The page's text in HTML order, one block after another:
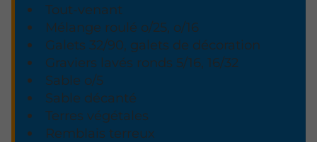
Tout-venant
Mélange roulé o/25, o/16
Galets 32/90, galets de décoration
Graviers lavés ronds 5/16, 16/32
Sable o/5
Sable décanté
Terres végétales
Remblais terreux